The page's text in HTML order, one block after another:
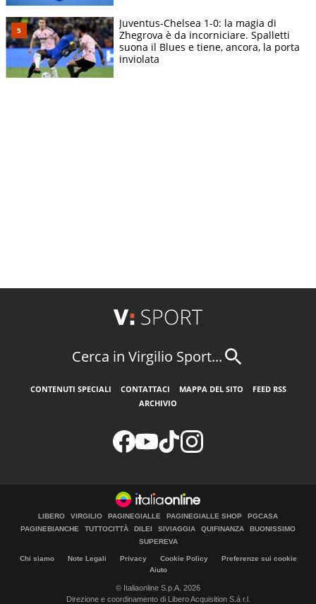
Juventus-Chelsea 1-0: la magia di
Zhegrova è da incorniciare. Spalletti
suona il Blues e tiene, ancora, la porta
inviolata
Cerca in Virgilio Sport...
CONTENUTI SPECIALI CONTATTACI MAPPA DEL SITO
FEED RSS
ARCHIVIO
LIBERO VIRGILIO PAGINEGIALLE PAGINEGIALLE SHOP
PGCASA
PAGINEBIANCHE
TUTTOCITTÀ DILEI SIVIAGGIA QUIFINANZA
BUONISSIMO
SUPEREVA
Chi siamo Note Legali Privacy Cookie Policy
Preferenze sui cookie
Aiuto
© Italiaonline S.p.A. 2026
Direzione e coordinamento di Libero Acquisition S.á r.l.